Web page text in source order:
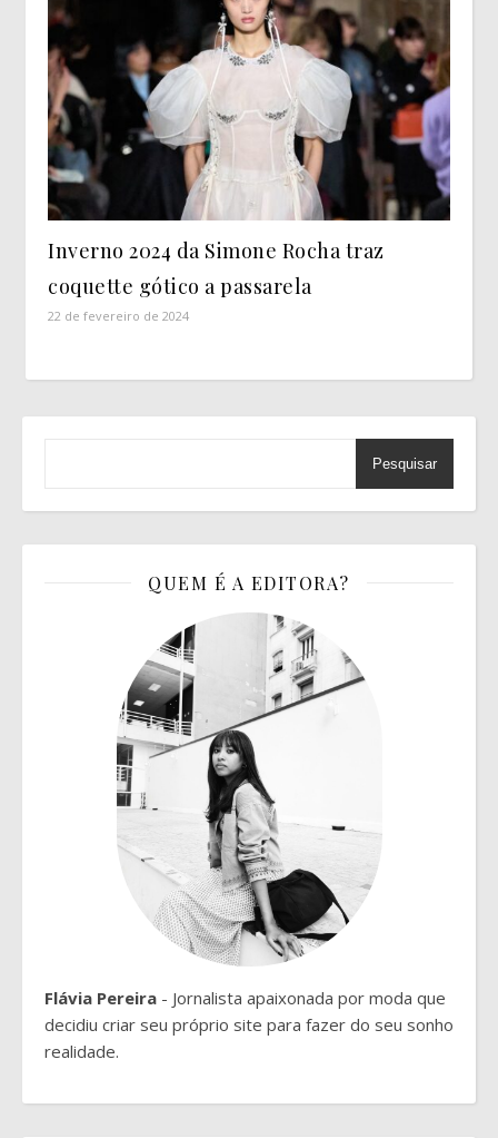
Inverno 2024 da Simone Rocha traz
coquette gótico a passarela
22 de fevereiro de 2024
Pesquisar
QUEM É A EDITORA?
Flávia Pereira - Jornalista apaixonada por moda que
decidiu criar seu próprio site para fazer do seu sonho
realidade.